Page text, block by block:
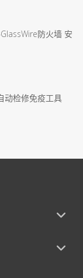
防火墙 安
动检修免疫工具